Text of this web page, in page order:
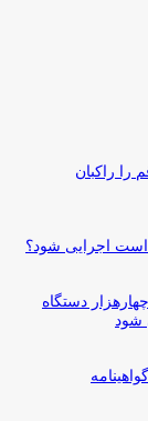
قم را راکبان
است اجرایی شود؟
دستگاه
شود